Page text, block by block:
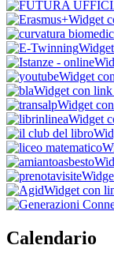
Widget
Widget
Widget con link
Widget
Widget
Widget con
Calendario